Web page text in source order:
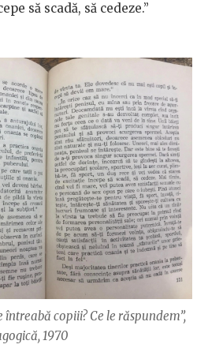
să scadă, să cedeze.”
întreabă copiii? Ce le răspundem”,
1970